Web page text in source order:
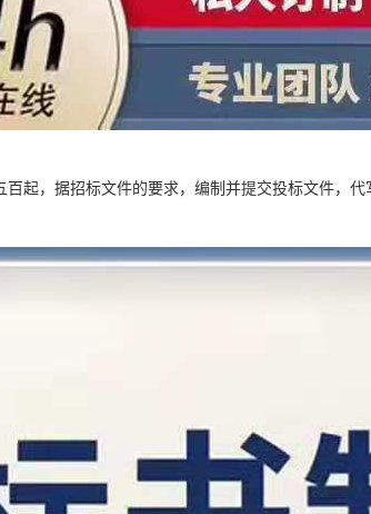
百起，据招标文件的要求，编制并提交投标文件，